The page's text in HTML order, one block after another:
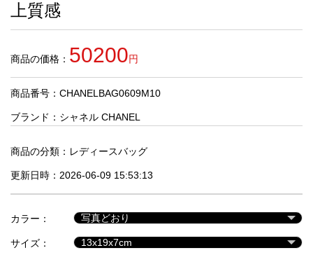
め
商
人
気
商
セ
ル
品
上質感
商品の価格： 50200円
商品番号：CHANELBAG0609M10
ブランド： シャネル CHANEL
商品の分類： レディースバッグ
更新日時：2026-06-09 15:53:13
カラー：
サイズ：